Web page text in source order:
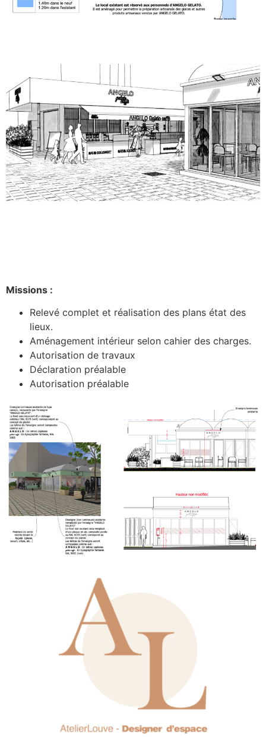
Missions :
Relevé complet et réalisation des plans état des
lieux.
Aménagement intérieur selon cahier des charges.
Autorisation de travaux
Déclaration préalable
Autorisation préalable